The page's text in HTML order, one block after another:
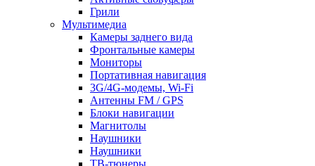
Грили
Мультимедиа
Камеры заднего вида
Фронтальные камеры
Мониторы
Портативная навигация
3G/4G-модемы, Wi-Fi
Антенны FM / GPS
Блоки навигации
Магнитолы
Наушники
Наушники
ТВ-тюнеры